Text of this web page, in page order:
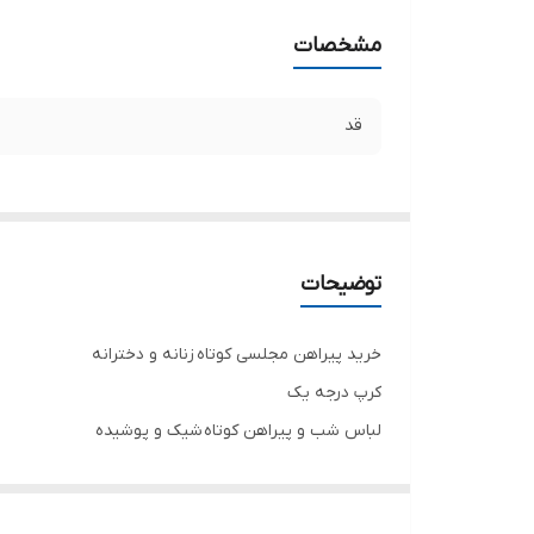
مشخصات
قد
توضیحات
خرید پیراهن مجلسی کوتاه زنانه و دخترانه
کرپ درجه یک
لباس شب و پیراهن کوتاه شیک و پوشیده